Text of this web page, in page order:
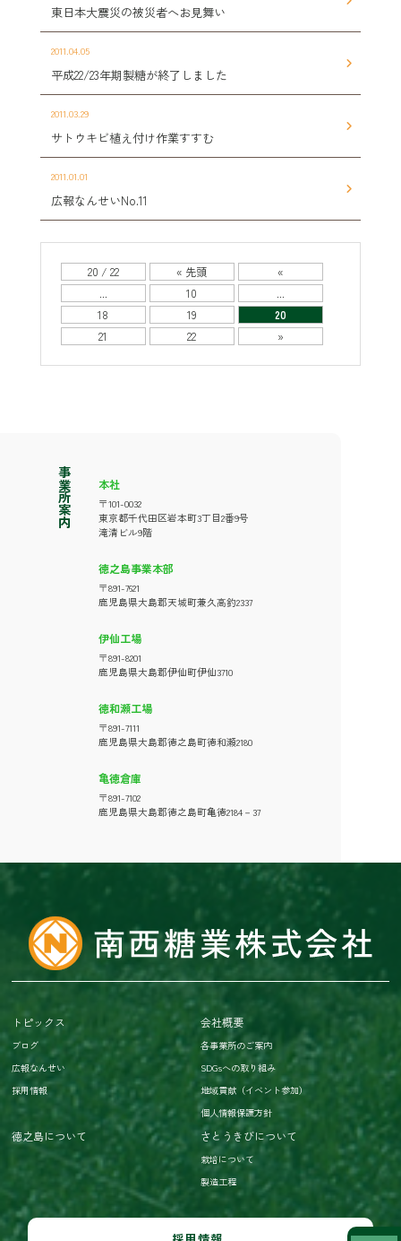
東日本大震災の被災者へお見舞い
2011.04.05
平成22/23年期製糖が終了しました
2011.03.29
サトウキビ植え付け作業すすむ
2011.01.01
広報なんせいNo.11
20 / 22 « 先頭
«
10
18
19
20
21
22 »
事業所案内 本社
〒101-0032
東京都千代田区岩本町3丁目2番9号
滝清ビル9階
徳之島事業本部
〒891-7621
鹿児島県大島郡天城町兼久高釣2337
伊仙工場
〒891-8201
鹿児島県大島郡伊仙町伊仙3710
徳和瀬工場
〒891-7111
鹿児島県大島郡徳之島町徳和瀬2180
亀徳倉庫
〒891-7102
鹿児島県大島郡徳之島町亀徳2184－37
トピックス
ブログ
広報なんせい
採用情報
会社概要
各事業所のご案内
SDGsへの取り組み
地域貢献（イベント参加）
個人情報保護方針
徳之島について さとうきびについて
栽培について
製造工程